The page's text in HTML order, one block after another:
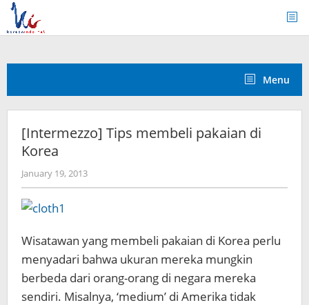
Skip
content
Menu
[Intermezzo] Tips membeli pakaian di
Korea
January 19, 2013by
Koreanindo
Wisatawan yang membeli pakaian di Korea perlu
menyadari bahwa ukuran mereka mungkin
berbeda dari orang-orang di negara mereka
sendiri. Misalnya, ‘medium’ di Amerika tidak